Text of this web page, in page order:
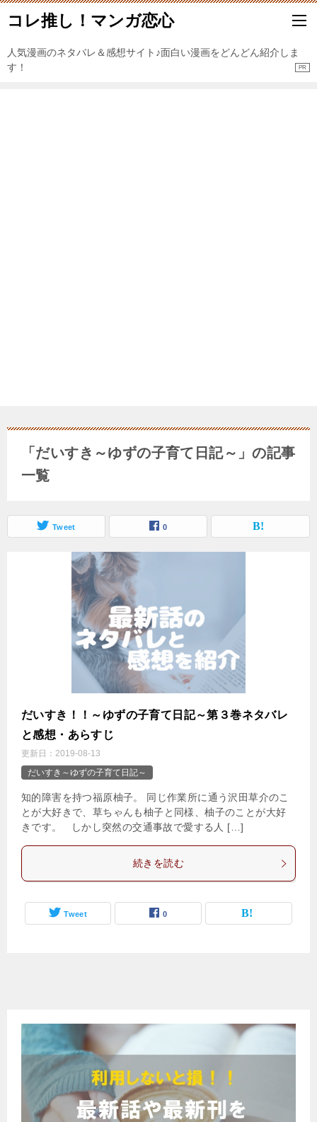
コレ推し！マンガ恋心
人気漫画のネタバレ＆感想サイト♪面白い漫画をどんどん紹介しま
す！
「だいすき～ゆずの子育て日記～」の記事
一覧
Tweet 0
だいすき！！～ゆずの子育て日記～第３巻ネタバレ
と感想・あらすじ
更新日： 2019-08-13
だいすき～ゆずの子育て日記～
知的障害を持つ福原柚子。 同じ作業所に通う沢田草介のこ
とが大好きで、草ちゃんも柚子と同様、柚子のことが大好
きです。 しかし突然の交通事故で愛する人 […]
続きを読む
Tweet 0